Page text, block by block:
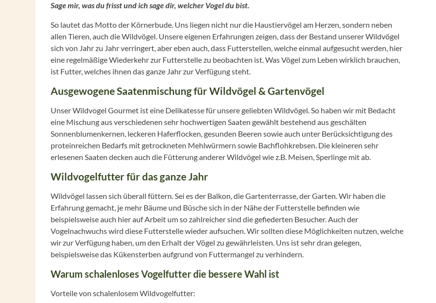
Sage mir, was du frisst und ich sage dir, welcher Vogel du bist.
So lautet das Motto der Körnerbude. Uns liegen nicht nur die Haustiervögel am Herzen, sondern neben
allen Tieren, auch die Wildvögel. Unsere eigenen Erfahrungen zeigen, dass der Bestand unserer Wildvögel
sich von Jahr zu Jahr verringert, aber eben auch, dass Futterstellen, welche einmal aufgesucht werden, hier
eine regelmäßige Wiederkehr zur Futterstelle zu beobachten ist. Was Vögel zum Leben wirklich brauchen,
ist Futter, welches ihnen das ganze Jahr zur Verfügung steht.
Ausgewogene Saatenmischung für Wildvögel & Gartenvögel
Unser Wildvogel Gourmet ist eine Delikatesse für unsere geliebten Wildvögel. So haben wir mit Bedacht
eine Mischung aus verschiedenen sehr hochwertigen Saaten gewählt bestehend aus geschälten
Sonnenblumenkernen, leckeren Haferflocken, gesunden Beeren sowie auch unter Berücksichtigung des
proteinreichen Bedarfs mit getrockneten Mehlwürmern sowie Bachflohkrebsen. Die kleineren sehr
erlesenen Saaten decken auch die Fütterung anderer Wildvögel wie z.B. Meisen, Sperlinge mit ab.
Wildvogelfutter für das ganze Jahr
Wildvögel lassen sich überall füttern. Sei es der Balkon, die Gartenterrasse, der Garten. Wir haben die
Erfahrung gemacht, je mehr Bäume und Büsche sich in der Nähe der Futterstelle befinden wie
beispielsweise auch hier auf Arbeit um so zahlreicher sind die gefiederten Besucher. Auch der
Vogelnachwuchs wird diese Futterstelle wieder aufsuchen. Wir sollten diese Möglichkeiten nutzen, welche
wir zur Verfügung haben, um den Erhalt der Vögel zu gewährleisten. Uns ist sehr dran gelegen,
beispielsweise das Kükensterben aufgrund von Futtermangel zu verhindern.
Warum schalenloses Vogelfutter die bessere Wahl ist
Vorteile von schalenlosem Wildvogelfutter: